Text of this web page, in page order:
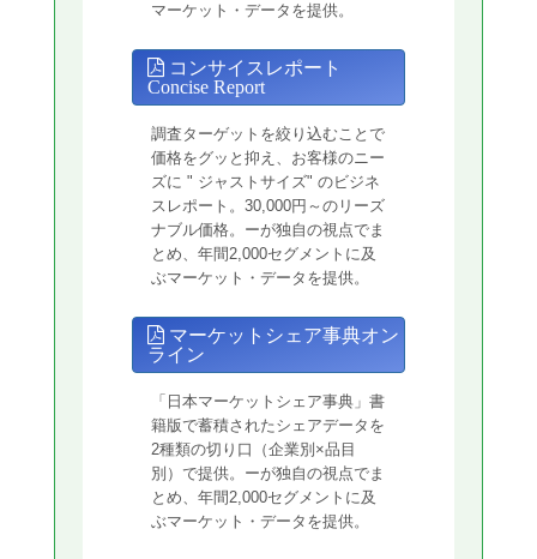
マーケット・データを提供。
コンサイスレポート
Concise Report
調査ターゲットを絞り込むことで
価格をグッと抑え、お客様のニー
ズに " ジャストサイズ" のビジネ
スレポート。30,000円～のリーズ
ナブル価格。ーが独自の視点でま
とめ、年間2,000セグメントに及
ぶマーケット・データを提供。
マーケットシェア事典オン
ライン
「日本マーケットシェア事典」書
籍版で蓄積されたシェアデータを
2種類の切り口（企業別×品目
別）で提供。ーが独自の視点でま
とめ、年間2,000セグメントに及
ぶマーケット・データを提供。